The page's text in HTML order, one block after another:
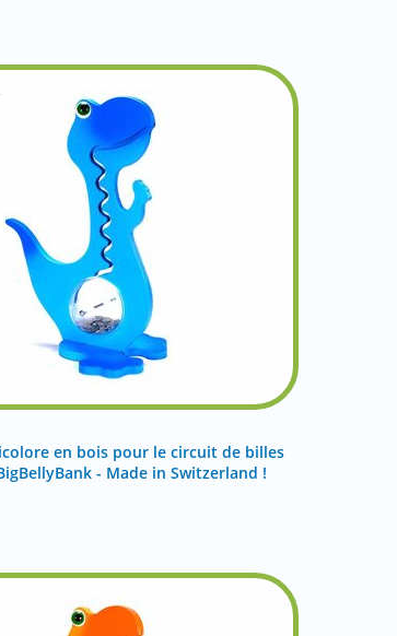
en bois pour le circuit de billes
- Made in Switzerland !